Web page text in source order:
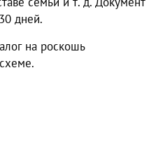
дней.
на роскошь